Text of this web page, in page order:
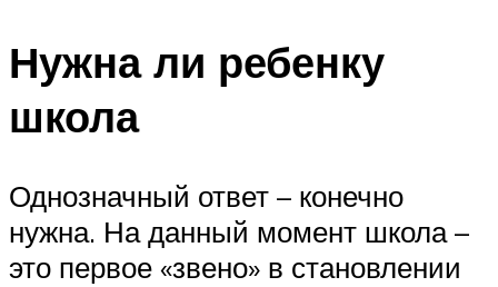
Нужна ли ребенку
школа
Однозначный ответ – конечно
нужна. На данный момент школа –
это первое «звено» в становлении